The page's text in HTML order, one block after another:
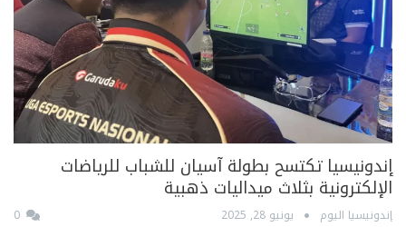
إندونيسيا تكتسح بطولة آسيان للشباب للرياضات
الإلكترونية بثلاث ميداليات ذهبية
إندونيسيا اليوم يونيو 28, 2025